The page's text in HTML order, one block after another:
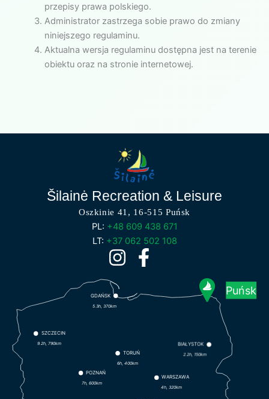
przepisy prawa polskiego.
Administrator zastrzega sobie prawo do zmiany
niniejszego regulaminu.
Aktualna wersja regulaminu dostępna jest na terenie
obiektu oraz na stronie internetowej.
Šilainė Recreation & Leisure
Oszkinie 41, 16-515 Puńsk
PL: +48 609 438 671
LT: +37 062 502 108
Puńsk
BIAŁYSTOK
2.2h, 150km
GDAŃSK
5.3h, 370km
SZCZECIN
9.2h, 790km
TORUŃ
6h, 400km
POZNAŃ
7h, 600km
WARSZAWA
4h, 320km